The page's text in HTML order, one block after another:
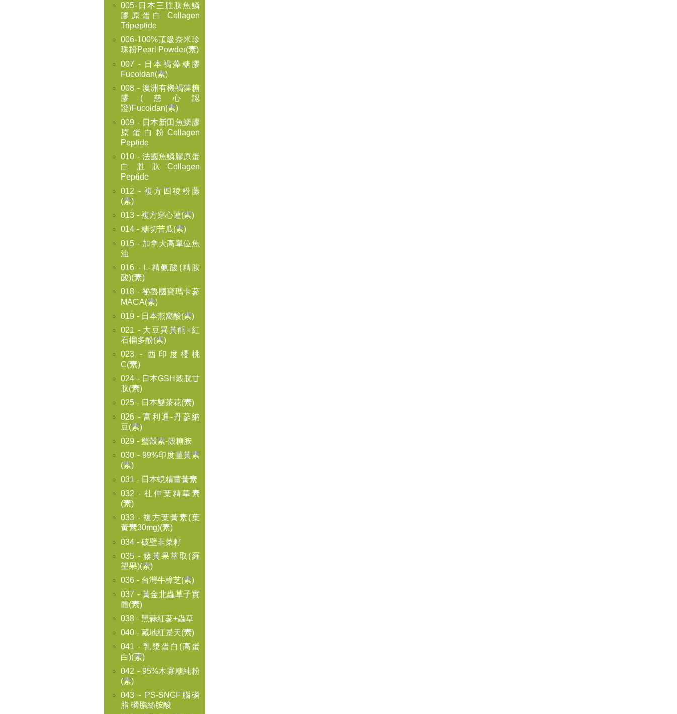
005-日本三胜肽魚鱗
膠原蛋白 Collagen
Tripeptide
006-100%頂級奈米珍
珠粉Pearl Powder(素)
007 - 日本褐藻糖膠
Fucoidan(素)
008 - 澳洲有機褐藻糖
膠(慈心認
證)Fucoidan(素)
009 - 日本新田魚鱗膠
原蛋白粉Collagen
Peptide
010 - 法國魚鱗膠原蛋
白胜肽Collagen
Peptide
012 - 複方四稜粉藤
(素)
013 - 複方穿心蓮(素)
014 - 糖切苦瓜(素)
015 - 加拿大高單位魚
油
016 - L-精氨酸(精胺
酸)(素)
018 - 祕魯國寶瑪卡蔘
MACA(素)
019 - 日本燕窩酸(素)
021 - 大豆異黃酮+紅
石榴多酚(素)
023 - 西印度櫻桃
C(素)
024 - 日本GSH穀胱甘
肽(素)
025 - 日本雙茶花(素)
026 - 富利通-丹蔘納
豆(素)
029 - 蟹殼素-殼糖胺
030 - 99%印度薑黃素
(素)
031 - 日本蜆精薑黃素
032 - 杜仲葉精華素
(素)
033 - 複方葉黃素(葉
黃素30mg)(素)
034 - 破壁韭菜籽
035 - 藤黃果萃取(羅
望果)(素)
036 - 台灣牛樟芝(素)
037 - 黃金北蟲草子實
體(素)
038 - 黑蒜紅蔘+蟲草
040 - 藏地紅景天(素)
041 - 乳漿蛋白(高蛋
白)(素)
042 - 95%木寡糖純粉
(素)
043 - PS-SNGF腦磷
脂 磷脂絲胺酸